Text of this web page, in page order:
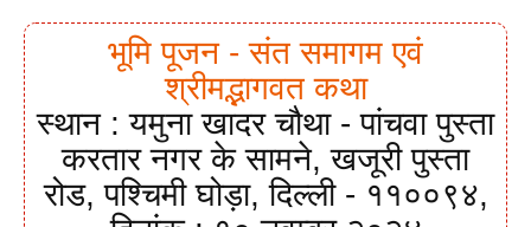
भूमि पूजन - संत समागम एवं
श्रीमद्भागवत कथा
स्थान : यमुना खादर चौथा - पांचवा पुस्ता
करतार नगर के सामने, खजूरी पुस्ता
रोड, पश्चिमी घोड़ा, दिल्ली - ११००९४,